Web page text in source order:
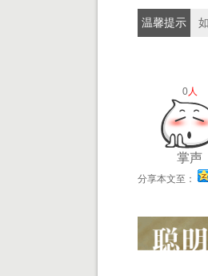
温馨提示
0人
掌声
分享本文至：